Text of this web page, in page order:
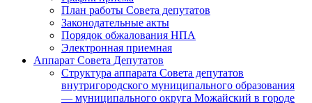
План работы Совета депутатов
Законодательные акты
Порядок обжалования НПА
Электронная приемная
Аппарат Совета Депутатов
Структура аппарата Совета депутатов
внутригородского муниципального образования
— муниципального округа Можайский в городе